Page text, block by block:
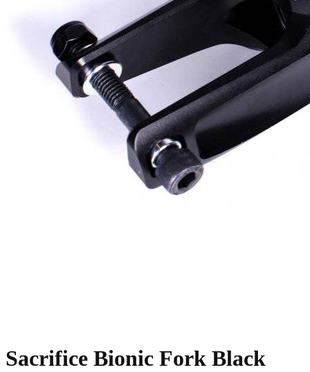
Sacrifice Bionic Fork Black